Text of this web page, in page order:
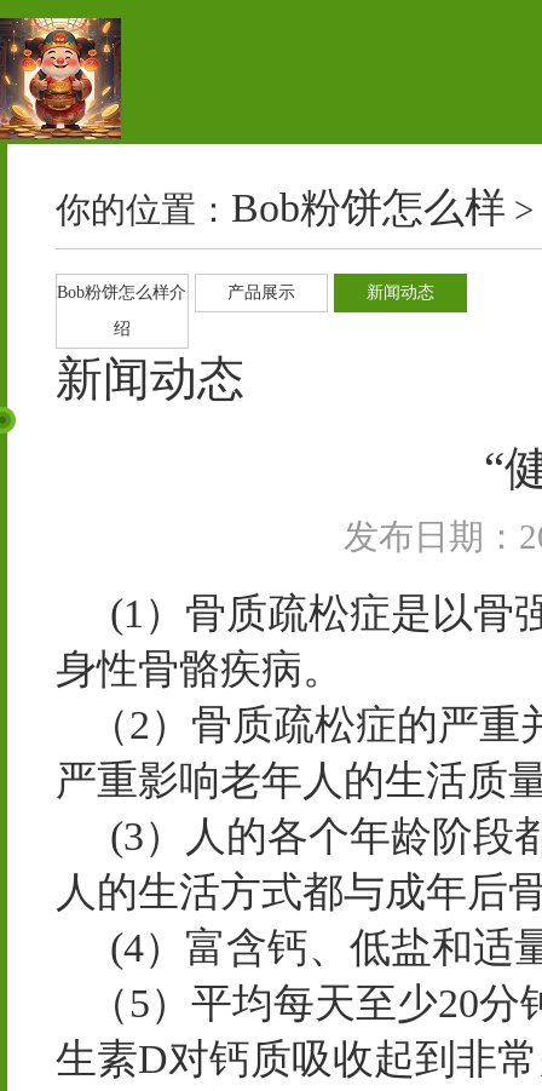
你的位置： Bob粉饼怎么样 >
Bob粉饼怎么样介
绍
产品展示 新闻动态
新闻动态
“
发布日期：
(1）骨质疏松症是以骨
身性骨骼疾病。
（2）骨质疏松症的严重
严重影响老年人的生活质
(3）人的各个年龄阶段
人的生活方式都与成年后
(4）富含钙、低盐和适
（5）平均每天至少20分
生素D对钙质吸收起到非